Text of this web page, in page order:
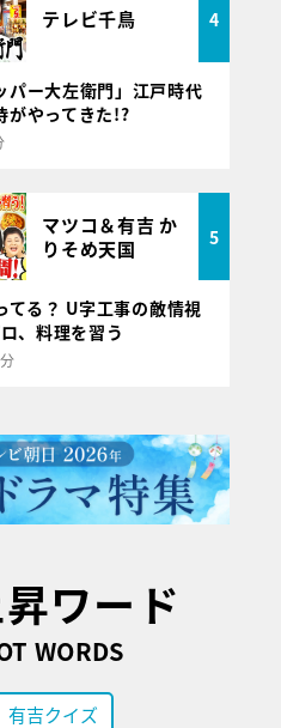
テレビ千鳥 4
パー大左衛門」江戸時代
がやってきた!?
マツコ＆有吉 か
りそめ天国
5
てる？ U字工事の敵情視
、料理を習う
ワード
WORDS
有吉クイズ